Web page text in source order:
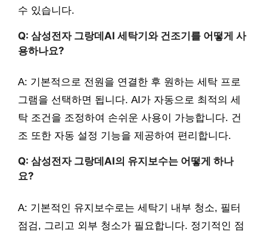
수 있습니다.
Q: 삼성전자 그랑데AI 세탁기와 건조기를 어떻게 사
용하나요?
A: 기본적으로 전원을 연결한 후 원하는 세탁 프로
그램을 선택하면 됩니다. AI가 자동으로 최적의 세
탁 조건을 조정하여 손쉬운 사용이 가능합니다. 건
조 또한 자동 설정 기능을 제공하여 편리합니다.
Q: 삼성전자 그랑데AI의 유지보수는 어떻게 하나
요?
A: 기본적인 유지보수로는 세탁기 내부 청소, 필터
점검, 그리고 외부 청소가 필요합니다. 정기적인 점